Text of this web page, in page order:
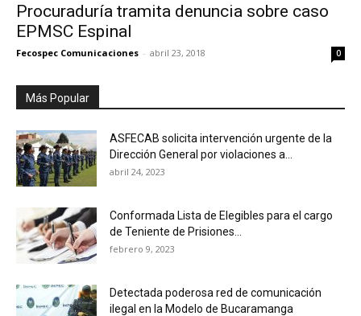
Procuraduría tramita denuncia sobre caso
EPMSC Espinal
Fecospec Comunicaciones - abril 23, 2018 0
Más Popular
ASFECAB solicita intervención urgente de la
Dirección General por violaciones a...
abril 24, 2023
Conformada Lista de Elegibles para el cargo
de Teniente de Prisiones...
febrero 9, 2023
Detectada poderosa red de comunicación
ilegal en la Modelo de Bucaramanga